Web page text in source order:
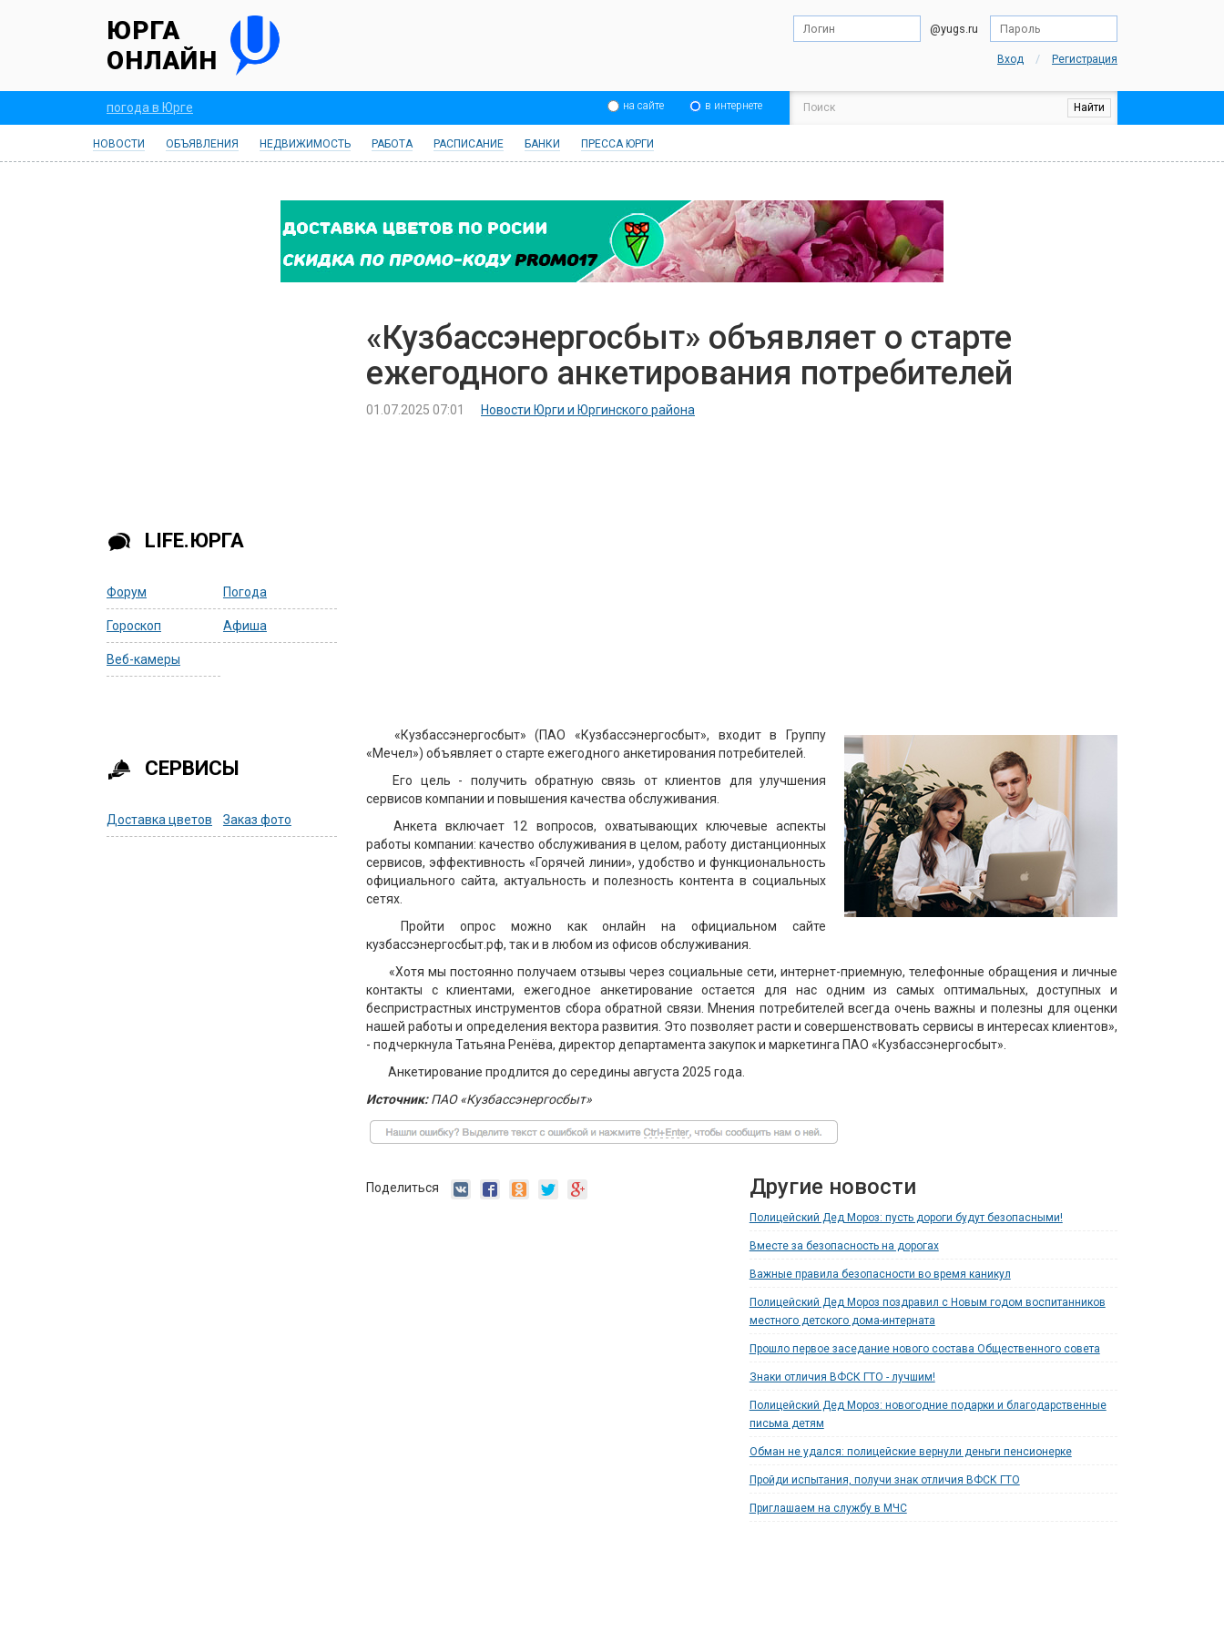
ЮРГА
ОНЛАЙН
@yugs.ru
Вход / Регистрация
погода в Юрге на сайте в интернете
НОВОСТИ ОБЪЯВЛЕНИЯ НЕДВИЖИМОСТЬ РАБОТА РАСПИСАНИЕ БАНКИ ПРЕССА ЮРГИ
LIFE.ЮРГА
Форум Погода
Гороскоп Афиша
Веб-камеры
СЕРВИСЫ
Доставка цветов Заказ фото
«Кузбассэнергосбыт» объявляет о старте
ежегодного анкетирования потребителей
01.07.2025 07:01 Новости Юрги и Юргинского района
«Кузбассэнергосбыт» (ПАО «Кузбассэнергосбыт», входит в Группу
«Мечел») объявляет о старте ежегодного анкетирования потребителей.
Его цель - получить обратную связь от клиентов для улучшения
сервисов компании и повышения качества обслуживания.
Анкета включает 12 вопросов, охватывающих ключевые аспекты
работы компании: качество обслуживания в целом, работу дистанционных
сервисов, эффективность «Горячей линии», удобство и функциональность
официального сайта, актуальность и полезность контента в социальных
сетях.
Пройти опрос можно как онлайн на официальном сайте
кузбассэнергосбыт.рф, так и в любом из офисов обслуживания.
«Хотя мы постоянно получаем отзывы через социальные сети, интернет-приемную, телефонные обращения и личные
контакты с клиентами, ежегодное анкетирование остается для нас одним из самых оптимальных, доступных и
беспристрастных инструментов сбора обратной связи. Мнения потребителей всегда очень важны и полезны для оценки
нашей работы и определения вектора развития. Это позволяет расти и совершенствовать сервисы в интересах клиентов»,
- подчеркнула Татьяна Ренёва, директор департамента закупок и маркетинга ПАО «Кузбассэнергосбыт».
Анкетирование продлится до середины августа 2025 года.
Источник:ПАО «Кузбассэнергосбыт»
Поделиться Другие новости
Полицейский Дед Мороз: пусть дороги будут безопасными!
Вместе за безопасность на дорогах
Важные правила безопасности во время каникул
Полицейский Дед Мороз поздравил с Новым годом воспитанников
местного детского дома-интерната
Прошло первое заседание нового состава Общественного совета
Знаки отличия ВФСК ГТО - лучшим!
Полицейский Дед Мороз: новогодние подарки и благодарственные
письма детям
Обман не удался: полицейские вернули деньги пенсионерке
Пройди испытания, получи знак отличия ВФСК ГТО
Приглашаем на службу в МЧС